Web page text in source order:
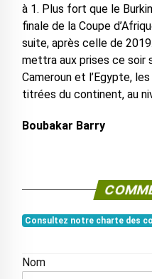
à 1. Plus fort que le
finale de la Coupe
suite, après celle de
mettra aux prises ce soir
Cameroun et l’Egypte,
titrées du continent, au
Boubakar Barry
Consultez notre charte des
Nom